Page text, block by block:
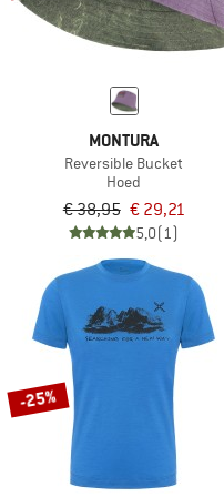
MONTURA
Reversible Bucket
Hoed
€ 38,95 € 29,21
5,0(1)
-25%